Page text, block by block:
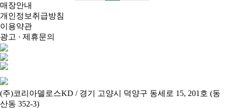
매장안내
개인정보취급방침
이용약관
광고 · 제휴문의
(주)코리아델로스KD / 경기 고양시 덕양구 동세로 15, 201호 (동
산동 352-3)